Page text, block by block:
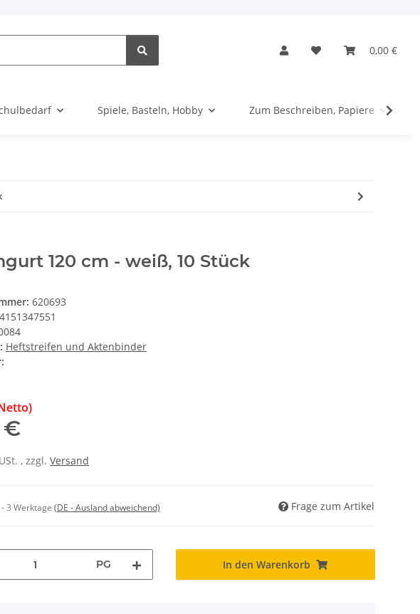
0,00 €
Spiele, Basteln, Hobby Zum Beschreiben, Papiere
120 cm - weiß, 10 Stück
620693
Heftstreifen und Aktenbinder
€
, zzgl. Versand
- 3 Werktage (DE - Ausland abweichend) Frage zum Artikel
PG In den Warenkorb